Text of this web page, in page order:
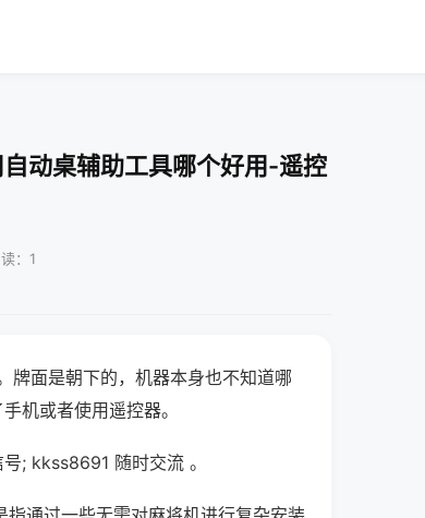
动桌辅助工具哪个好用-遥控
：1
牌面是朝下的，机器本身也不知道哪
机或者使用遥控器。
; kkss8691 随时交流 。